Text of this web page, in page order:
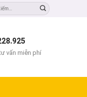
vấn miễn phí